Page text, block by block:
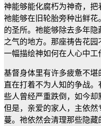
神能够能化腐朽为神奇，把
祂能够在旧轮胎旁种出鲜
的圣所。祂能够除去多年
之气的地方。那座祷告花园
一幅描绘神如何在人心中工
基督身体里有许多疲惫不
直在打着不为人知的争战
些人曾经严重跌倒，如今却
但是，亲爱的家人，主依
蔓。祂依然会清理那些隐